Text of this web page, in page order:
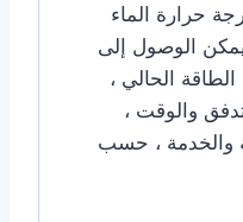
حرارة الماء
الوصول إلى
الحالي ،
والوقت ،
والخدمة ، حسب